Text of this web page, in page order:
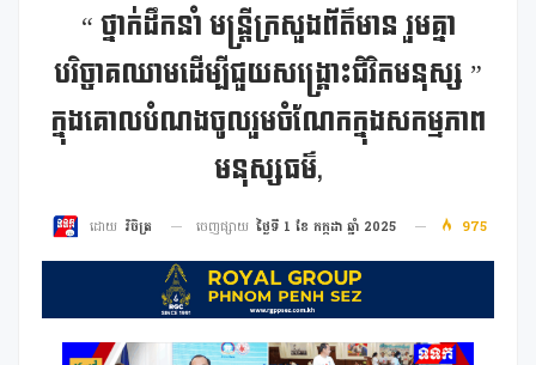
“ ថ្នាក់ដឹកនាំ មន្ត្រីក្រសួងព័ត៌មាន រួមគ្នា
បរិច្ចាគឈាមដើម្បីជួយសង្គ្រោះជិវិតមនុស្ស ”
ក្នុងគោលបំណងចូលរួមចំណែកក្នុងសកម្មភាព
មនុស្សធម៌,
ដោយ វិចិត្រ ចេញផ្សាយ ថ្ងៃទី 1 ខែ កក្កដា ឆ្នាំ 2025 975